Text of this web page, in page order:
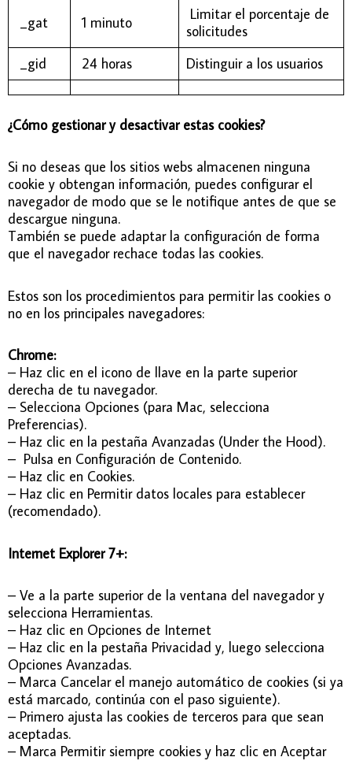
_gat 1 minuto
Limitar el porcentaje de
solicitudes
_gid
24 horas Distinguir a los usuarios
¿Cómo gestionar y desactivar estas cookies?
Si no deseas que los sitios webs almacenen ninguna
cookie y obtengan información, puedes configurar el
navegador de modo que se le notifique antes de que se
descargue ninguna.
También se puede adaptar la configuración de forma
que el navegador rechace todas las cookies.
Estos son los procedimientos para permitir las cookies o
no en los principales navegadores:
Chrome:
– Haz clic en el icono de llave en la parte superior
derecha de tu navegador.
– Selecciona Opciones (para Mac, selecciona
Preferencias).
– Haz clic en la pestaña Avanzadas (Under the Hood).
– Pulsa en Configuración de Contenido.
– Haz clic en Cookies.
– Haz clic en Permitir datos locales para establecer
(recomendado).
Internet Explorer 7+:
– Ve a la parte superior de la ventana del navegador y
selecciona Herramientas.
– Haz clic en Opciones de Internet
– Haz clic en la pestaña Privacidad y, luego selecciona
Opciones Avanzadas.
– Marca Cancelar el manejo automático de cookies (si ya
está marcado, continúa con el paso siguiente).
– Primero ajusta las cookies de terceros para que sean
aceptadas.
– Marca Permitir siempre cookies y haz clic en Aceptar